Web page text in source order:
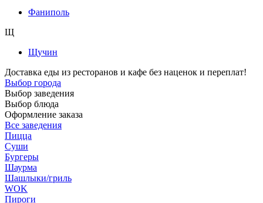
Фаниполь
Щ
Щучин
Доставка еды из ресторанов и кафе без наценок и переплат!
Выбор города
Выбор заведения
Выбор блюда
Оформление заказа
Все заведения
Пицца
Суши
Бургеры
Шаурма
Шашлыки/гриль
WOK
Пироги